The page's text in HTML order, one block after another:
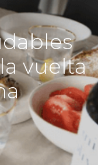
vuelta